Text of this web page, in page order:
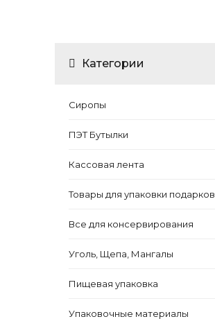
Категории
Сиропы
ПЭТ Бутылки
Кассовая лента
Товары для упаковки подарков
Все для консервирования
Уголь, Щепа, Мангалы
Пищевая упаковка
Упаковочные материалы